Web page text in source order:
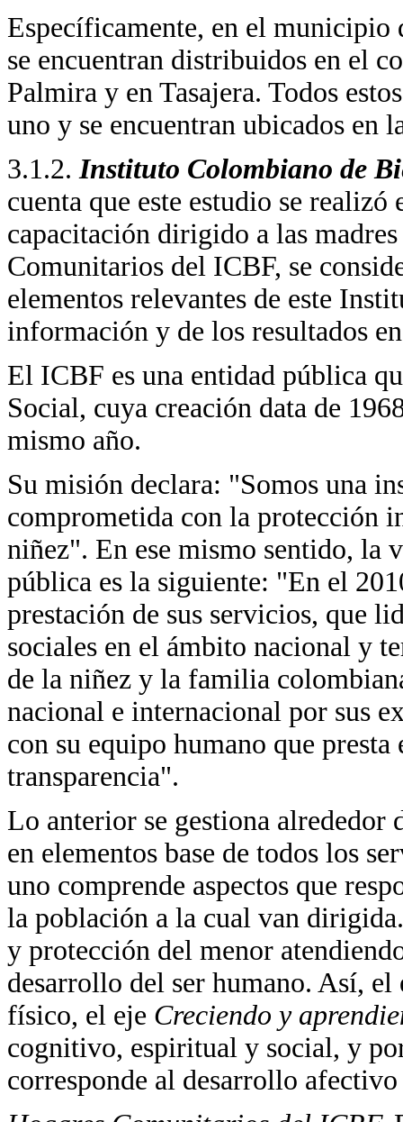
Específicamente, en el municipio
se encuentran distribuidos en el
Palmira y en Tasajera. Todos
uno y se encuentran ubicados en
3.1.2. Instituto Colombiano de
cuenta que este estudio se
capacitación dirigido a las
Comunitarios del ICBF, se
elementos relevantes de este
información y de los resultados
El ICBF es una entidad pública
Social, cuya creación data de
mismo año.
Su misión declara: "Somos una
comprometida con la protección
niñez". En ese mismo sentido, la
pública es la siguiente: "En el
prestación de sus servicios, que
sociales en el ámbito nacional y
de la niñez y la familia
nacional e internacional por sus
con su equipo humano que
transparencia".
Lo anterior se gestiona alrededor
en elementos base de todos los
uno comprende aspectos que
la población a la cual van
y protección del menor
desarrollo del ser humano. Así,
físico, el eje Creciendo y
cognitivo, espiritual y social, y
corresponde al desarrollo